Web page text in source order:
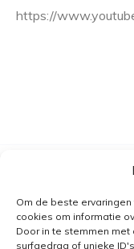
Om de beste
cookies om informatie
Door in te stemmen
surfgedrag of unieke
https://
Algemene
Verzending
Retourbeleid